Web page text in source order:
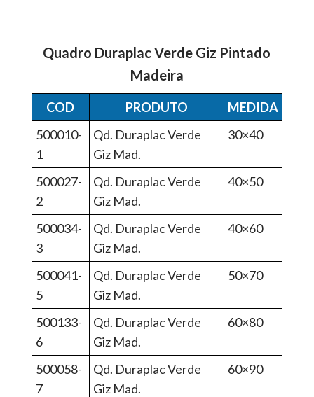
Quadro Duraplac Verde Giz Pintado
Madeira
COD PRODUTO
MEDIDA
500010-
1
Qd. Duraplac Verde
Giz Mad.
30×40
500027-
2
Qd. Duraplac Verde
Giz Mad.
40×50
500034-
3
Qd. Duraplac Verde
Giz Mad.
40×60
500041-
5
Qd. Duraplac Verde
Giz Mad.
50×70
500133-
6
Qd. Duraplac Verde
Giz Mad.
60×80
500058-
7
Qd. Duraplac Verde
Giz Mad.
60×90